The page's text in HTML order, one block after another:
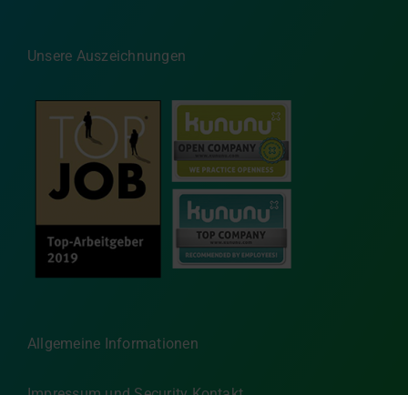
Unsere Auszeichnungen
Allgemeine Informationen